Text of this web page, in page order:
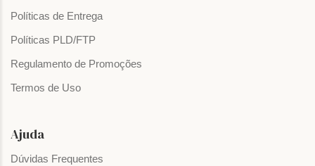
Políticas de Entrega
Políticas PLD/FTP
Regulamento de Promoções
Termos de Uso
Ajuda
Dúvidas Frequentes